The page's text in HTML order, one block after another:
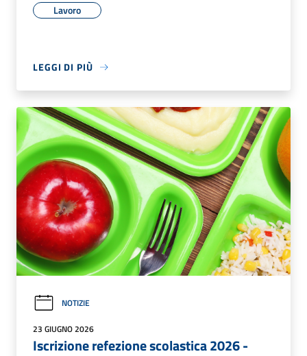
Lavoro
LEGGI DI PIÙ
NOTIZIE
23 GIUGNO 2026
Iscrizione refezione scolastica 2026 -